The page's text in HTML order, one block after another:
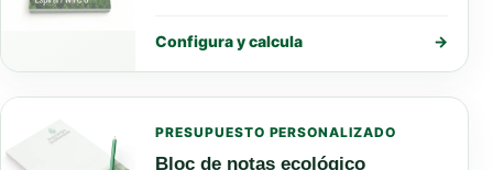
Configura y calcula →
PRESUPUESTO PERSONALIZADO
Bloc de notas ecológico